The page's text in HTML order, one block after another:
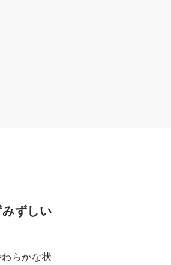
ずしい
らかな状